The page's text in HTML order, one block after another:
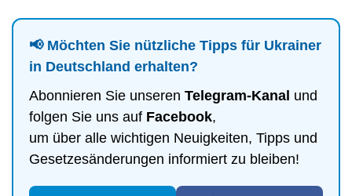
📢 Möchten Sie nützliche Tipps für Ukrainer
in Deutschland erhalten?
Abonnieren Sie unseren Telegram-Kanal und
folgen Sie uns auf Facebook,
um über alle wichtigen Neuigkeiten, Tipps und
Gesetzesänderungen informiert zu bleiben!